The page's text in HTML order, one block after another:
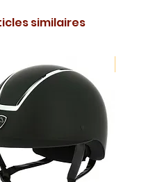
similaires